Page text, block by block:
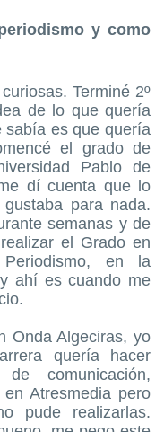
y como
Terminé 2º
de lo que quería
sabía es que quería
el grado de
Pablo de
dí cuenta que lo
para nada.
semanas y de
el Grado en
Periodismo, en la
ahí es cuando me
Onda Algeciras, yo
quería hacer
comunicación,
Atresmedia pero
pude realizarlas.